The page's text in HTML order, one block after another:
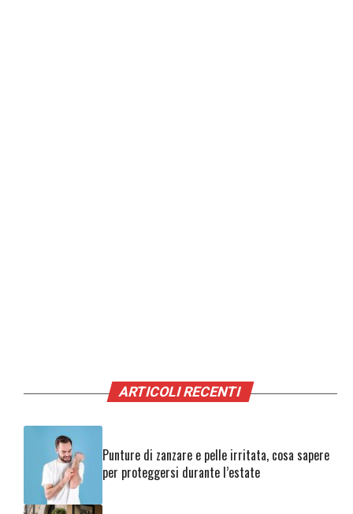
ARTICOLI RECENTI
Punture di zanzare e pelle irritata, cosa sapere
per proteggersi durante l’estate